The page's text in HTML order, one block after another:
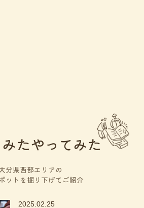
たやってみた
分県西部エリアの
ットを掘り下げてご紹介
2025.02.25